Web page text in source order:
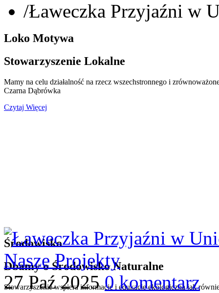
/Ławeczka Przyjaźni w
Loko Motywa
Stowarzyszenie Lokalne
Mamy na celu działalność na rzecz wszechstronnego i
Czarna Dąbrówka
Czytaj Więcej
Środowisko
Dbamy o Środowisko Naturalne
Stowarzyszenie wspiera informacje i edukacje ekologiczną jak
Nasze Projekty
27 Paź 20250 komentarz